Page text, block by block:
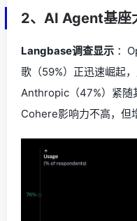
2、AI Agent基座
Langbase调查显示 ：
歌（59%）正迅速崛起
Anthropic（47%）紧随
Cohere影响力不高，但